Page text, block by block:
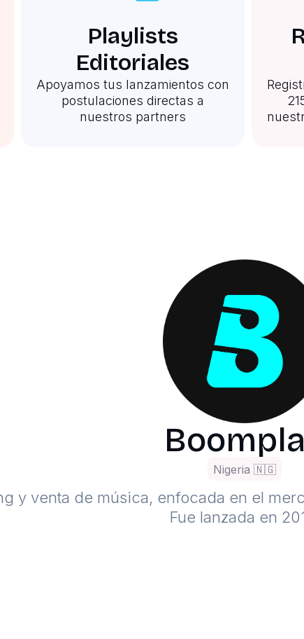
Playlists
Editoriales
Apoyamos tus lanzamientos con
postulaciones directas a
nuestros partners
Nigeria 🇳🇬
y venta de música, enfocada en el
Fue lanzada en